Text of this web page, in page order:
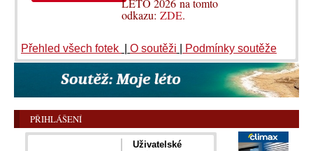
LÉTO 2026 na tomto
odkazu:ZDE.
Přehled všech fotek O soutěži Podmínky soutěže
PŘIHLÁŠENÍ
Uživatelské